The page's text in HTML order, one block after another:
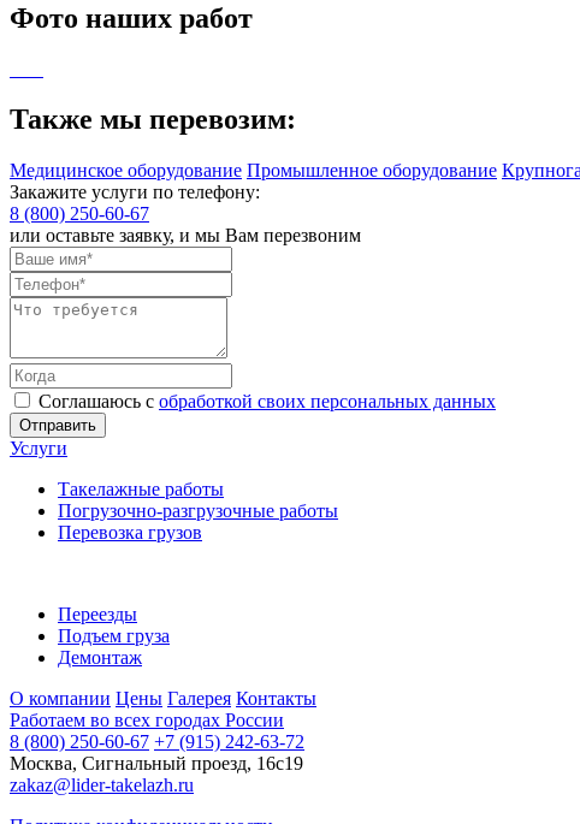
Фото наших работ
Также мы перевозим:
Медицинское оборудование Промышленное оборудование
Закажите услуги по телефону:
8 (800) 250-60-67
или оставьте заявку, и мы Вам перезвоним
Соглашаюсь с обработкой своих персональных данных
Отправить
Услуги
Такелажные работы
Погрузочно-разгрузочные работы
Перевозка грузов
Переезды
Подъем груза
Демонтаж
О компании Цены Галерея Контакты
Работаем во всех городах России
8 (800) 250-60-67 +7 (915) 242-63-72
Москва, Сигнальный проезд, 16с19
zakaz@lider-takelazh.ru